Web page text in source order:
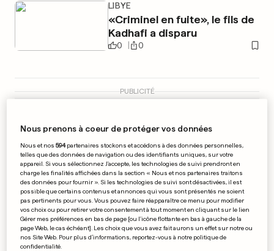
LIBYE
«Criminel en fuite», le fils de
Kadhafi a disparu
0 0
PUBLICITÉ
Nous prenons à coeur de protéger vos données
Nous et nos594partenaires stockons et accédons à des données personnelles,
telles que des données de navigation ou des identifiants uniques, sur votre
appareil. Si vous sélectionnez J'accepte, les technologies de suivi prendront en
charge les finalités affichées dans la section « Nous et nos partenaires traitons
des données pour fournir ». Si les technologies de suivi sont désactivées, il est
possible que certains contenus et annonces qui vous sont présentés ne soient
pas pertinents pour vous. Vous pouvez faire réapparaître ce menu pour modifier
vos choix ou pour retirer votre consentement à tout moment en cliquant sur le lien
Gérer mes préférences en bas de page [ou l'icône flottante en bas à gauche de la
page Web, le cas échéant]. Les choix que vous avez fait aurons un effet sur notre ou
nos Site Web. Pour plus d’informations, reportez-vous à notre politique de
confidentialité.